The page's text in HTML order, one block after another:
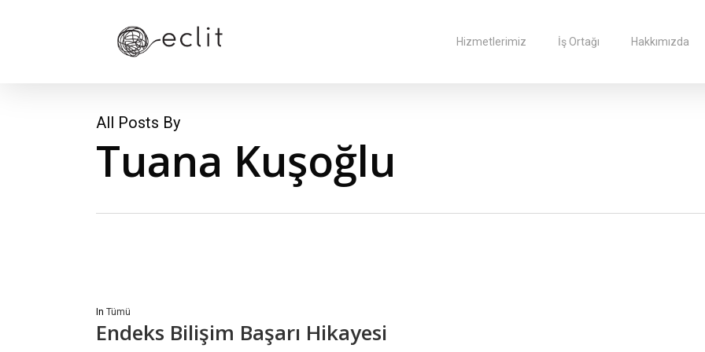
Hizmetlerimiz İş Ortağı Hakkımızda
All Posts By
Tuana Kuşoğlu
In Tümü
Endeks Bilişim Başarı Hikayesi